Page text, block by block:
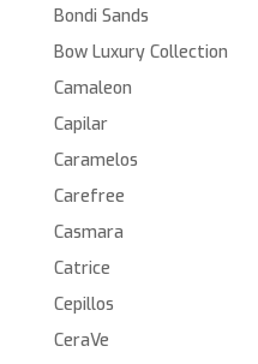
Bondi Sands
Bow Luxury Collection
Camaleon
Capilar
Caramelos
Carefree
Casmara
Catrice
Cepillos
CeraVe